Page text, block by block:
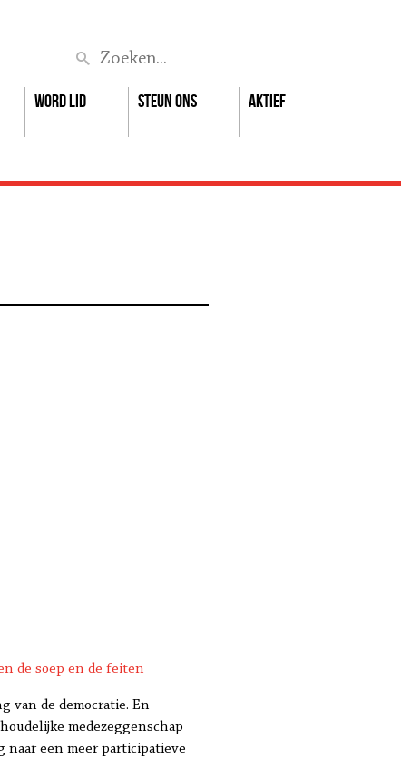
Word lid Steun ons Aktief
de soep en de feiten
van de democratie. En
medezeggenschap
naar een meer participatieve